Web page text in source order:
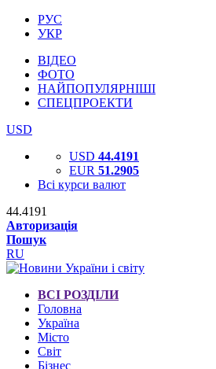
РУС
УКР
ВІДЕО
ФОТО
НАЙПОПУЛЯРНІШІ
СПЕЦПРОЕКТИ
USD
USD 44.4191
EUR 51.2905
Всі курси валют
44.4191
Авторизація
Пошук
RU
ВСІ РОЗДІЛИ
Головна
Україна
Місто
Світ
Бізнес